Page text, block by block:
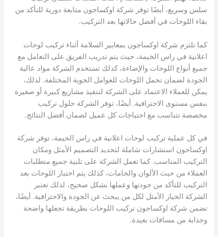
سلس وسريع، أيضًا توفر شركة اوكساجون متابعة دورية للتأكد من
بقاء اللوحات في أفضل حالاتها بعد التركيب.
كما تلتزم شركة اوكساجون بمعايير السلامة أثناء تركيب لوحات
اعلانية في راس الخيمة، حيث يتم تدريب الفريق على التعامل مع
جميع أنواع اللوحات والإضاءة، كذلك تستخدم الشركة مواد عالية
الجودة لضمان تحمل اللوحات للعوامل الجوية المختلفة. لذلك،
يمكن للعملاء الاعتماد على الشركة لتنفيذ مشاريع كبيرة أو صغيرة
بنفس مستوى الاحترافية. أيضًا، توفر الشركة حلول تركيب
مخصصة تتناسب مع احتياجات كل عميل لضمان أفضل النتائج.
في كل عملية تركيب لوحات اعلانية في راس الخيمة، توفر شركة
اوكساجون استشارات شاملة لتحديد التصميم الأمثل ومكان
التركيب المناسب. كما تعمل الشركة على تلبية جميع متطلبات
العملاء من حيث الألوان والخامات، كذلك يتم اختبار اللوحات بعد
التركيب للتأكد من جودتها وعملها بشكل صحيح، لذلك تعتبر
الشركة الخيار الأمثل لكل من يبحث عن الجودة والاحترافية. أيضًا،
تضمن شركة اوكساجون تركيب اللوحات بطريقة تجعلها واضحة
وجذابة من مسافات بعيدة.